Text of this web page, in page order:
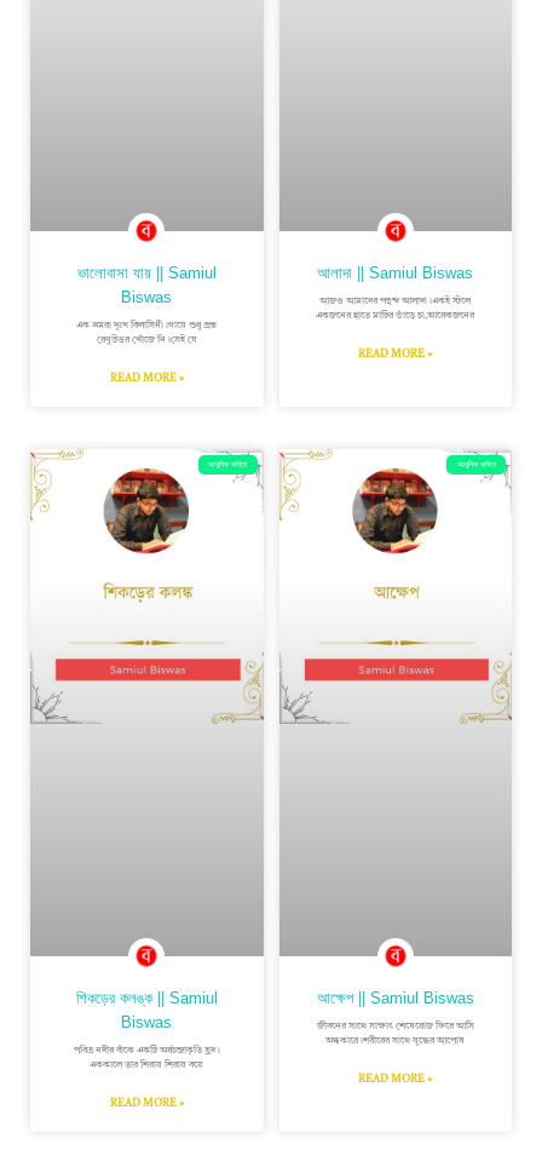
ভালোবাসা যায় || Samiul
Biswas
এক ভ্রমরা দুঃখ বিলাসিনী।গায়ে শুধু প্রশ্ন
রেণুউত্তর খোঁজে নি।সেই যে
READ MORE »
আলাদা || Samiul Biswas
আজও আমাদের পছন্দ আলাদা।একই স্টলে
একজনের হাতে মাটির ভাঁড়ে চা,আরেকজনের
READ MORE »
আধুনিক কবিতা
শিকড়ের কলঙ্ক || Samiul
Biswas
পবিত্র নদীর বাঁকে একটি অর্ধচন্দ্রাকৃতি হ্রদ।
এককালে তার শিরায় শিরায় বয়ে
READ MORE »
আধুনিক কবিতা
আক্ষেপ || Samiul Biswas
জীবনের সাথে সাক্ষাৎ শেষেরোজ ফিরে আসি
অন্ধকারে।শরীরের সাথে যুদ্ধের আপোষ
READ MORE »